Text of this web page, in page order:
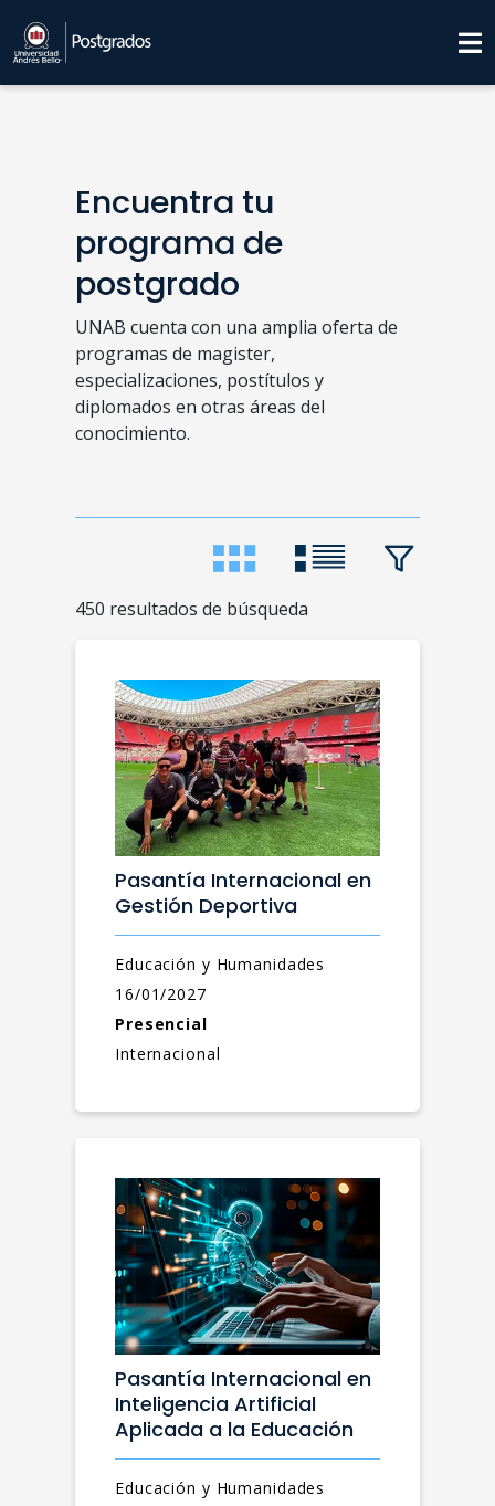
Encuentra tu
programa de
postgrado
UNAB cuenta con una amplia oferta de
programas de magister,
especializaciones, postítulos y
diplomados en otras áreas del
conocimiento.
450 resultados de búsqueda
Pasantía Internacional en
Gestión Deportiva
Educación y Humanidades
16/01/2027
Presencial
Internacional
Pasantía Internacional en
Inteligencia Artificial
Aplicada a la Educación
Educación y Humanidades